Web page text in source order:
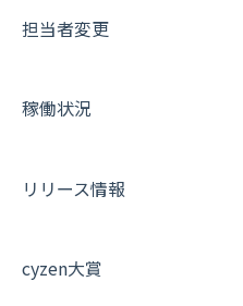
証明書認証について
担当者変更
稼働状況
リリース情報
cyzen大賞